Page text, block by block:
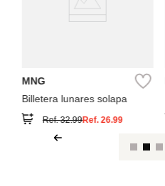
MNG
Billetera lunares solapa
Ref.32.99Ref.26.99